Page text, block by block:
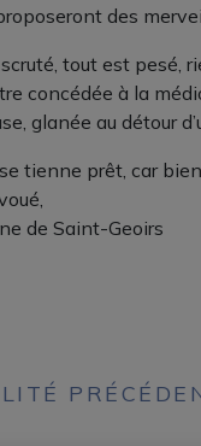
des
tout est pesé,
concédée à la
glanée au détour
se tienne prêt, car
de Saint-Geoirs